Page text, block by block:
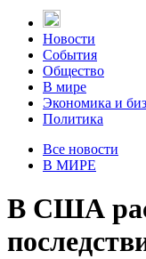
Новости
События
Общество
В мире
Экономика и
Политика
Все новости
В МИРЕ
В США